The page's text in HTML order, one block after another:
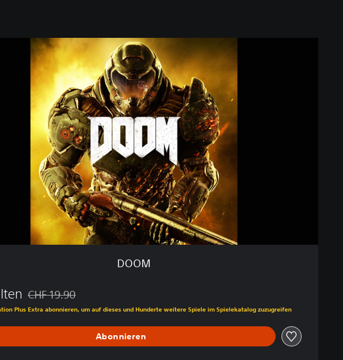
DOOM
Preisnachlass gegenüber dem Originalpreis von CHF 19.90
CHF 19.90
Plus Extra abonnieren, um auf dieses und Hunderte weitere Spiele im Spielekatalog zuzugreifen
Abonnieren